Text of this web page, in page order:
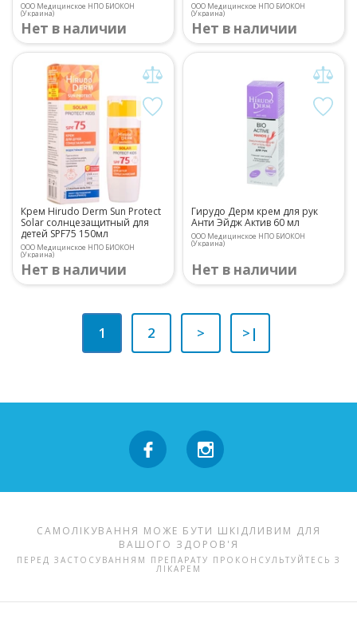
ООО Медицинское НПО БИОКОН
(Украина)
Нет в наличии
ООО Медицинское НПО БИОКОН
(Украина)
Нет в наличии
Крем Hirudo Derm Sun Protect
Solar солнцезащитный для
детей SPF75 150мл
ООО Медицинское НПО БИОКОН
(Украина)
Нет в наличии
Гирудо Дерм крем для рук
Анти Эйдж Актив 60 мл
ООО Медицинское НПО БИОКОН
(Украина)
Нет в наличии
1 2 > >|
САМОЛІКУВАННЯ МОЖЕ БУТИ ШКІДЛИВИМ ДЛЯ
ВАШОГО ЗДОРОВ'Я
ПЕРЕД ЗАСТОСУВАННЯМ ПРЕПАРАТУ ПРОКОНСУЛЬТУЙТЕСЬ З
ЛІКАРЕМ